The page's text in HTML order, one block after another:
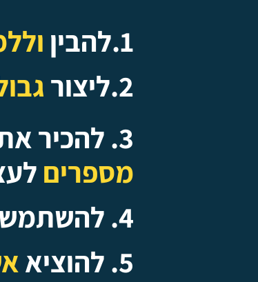
1.להבין
2.ליצור
3. להכיר את
מספרים
4. להשתמש
5. להוציא